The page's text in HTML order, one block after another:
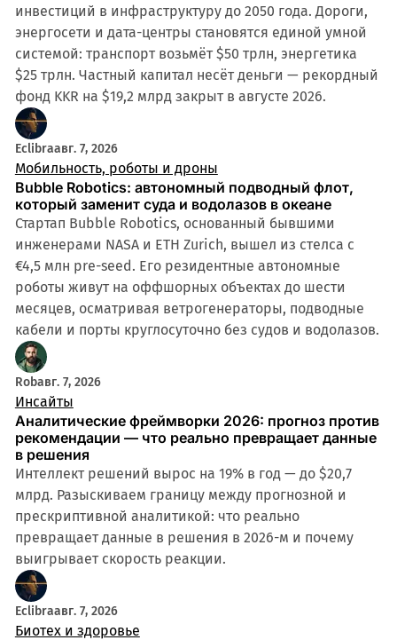
инвестиций в инфраструктуру до 2050 года. Дороги,
энергосети и дата-центры становятся единой умной
системой: транспорт возьмёт $50 трлн, энергетика
$25 трлн. Частный капитал несёт деньги — рекордный
фонд KKR на $19,2 млрд закрыт в августе 2026.
Eclibraавг. 7, 2026
Мобильность, роботы и дроны
Bubble Robotics: автономный подводный флот,
который заменит суда и водолазов в океане
Стартап Bubble Robotics, основанный бывшими
инженерами NASA и ETH Zurich, вышел из стелса с
€4,5 млн pre-seed. Его резидентные автономные
роботы живут на оффшорных объектах до шести
месяцев, осматривая ветрогенераторы, подводные
кабели и порты круглосуточно без судов и водолазов.
Robавг. 7, 2026
Инсайты
Аналитические фреймворки 2026: прогноз против
рекомендации — что реально превращает данные
в решения
Интеллект решений вырос на 19% в год — до $20,7
млрд. Разыскиваем границу между прогнозной и
прескриптивной аналитикой: что реально
превращает данные в решения в 2026-м и почему
выигрывает скорость реакции.
Eclibraавг. 7, 2026
Биотех и здоровье